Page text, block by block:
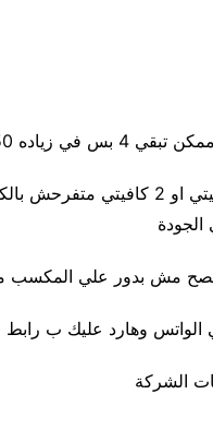
4 بس في زياده 50%
الافضل انك تعمل 1 كافيتي
الصح مش بدور علي المكسب
وهارد عليك ب رابط
الشركة